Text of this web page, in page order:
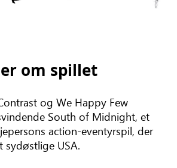
om spillet
og We Happy Few
South of Midnight, et
action-eventyrspil, der
sydøstlige USA.